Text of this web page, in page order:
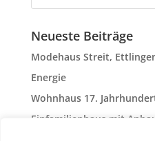
Neueste Beiträge
Modehaus Streit,
Energie
Wohnhaus 17.
Einfamilienhaus mit